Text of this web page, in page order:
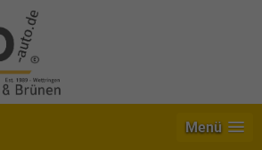
Menü